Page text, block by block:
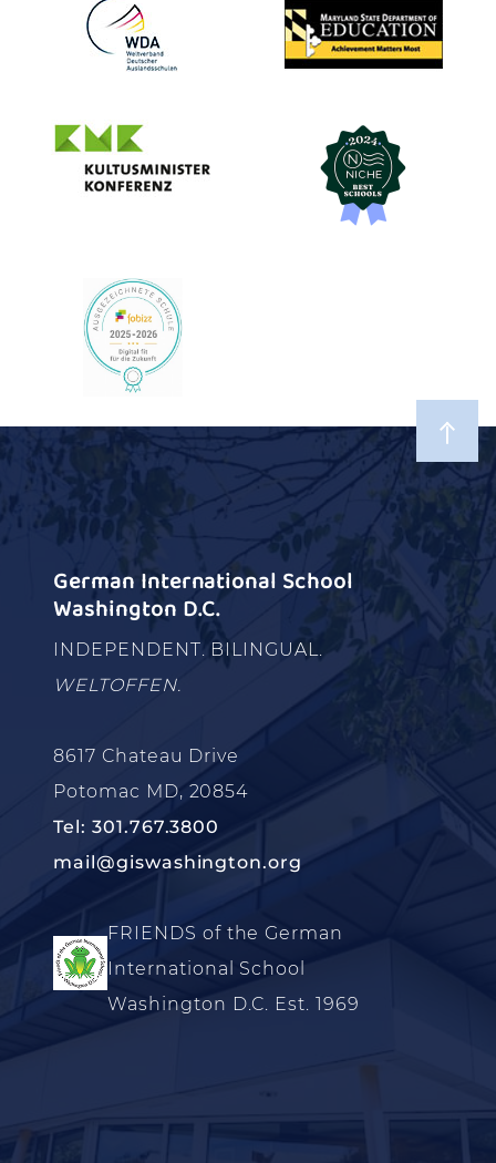
German International School
Washington D.C.
INDEPENDENT. BILINGUAL.
WELTOFFEN.
8617 Chateau Drive
Potomac MD, 20854
Tel: 301.767.3800
mail@giswashington.org
FRIENDS of the German
International School
Washington D.C. Est. 1969